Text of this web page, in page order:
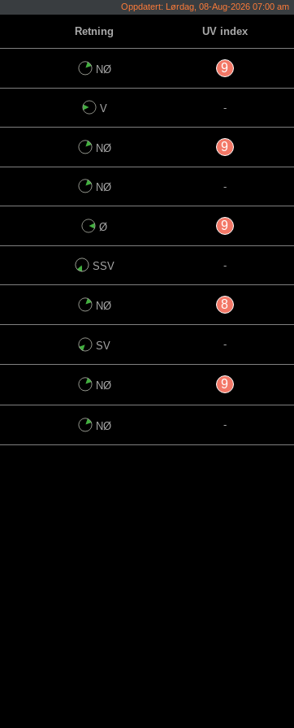
Oppdatert: Lørdag, 08-Aug-2026 07:00 am
Retning UV index
NØ 9
V -
NØ 9
NØ -
Ø 9
SSV -
NØ 8
SV -
NØ 9
NØ -